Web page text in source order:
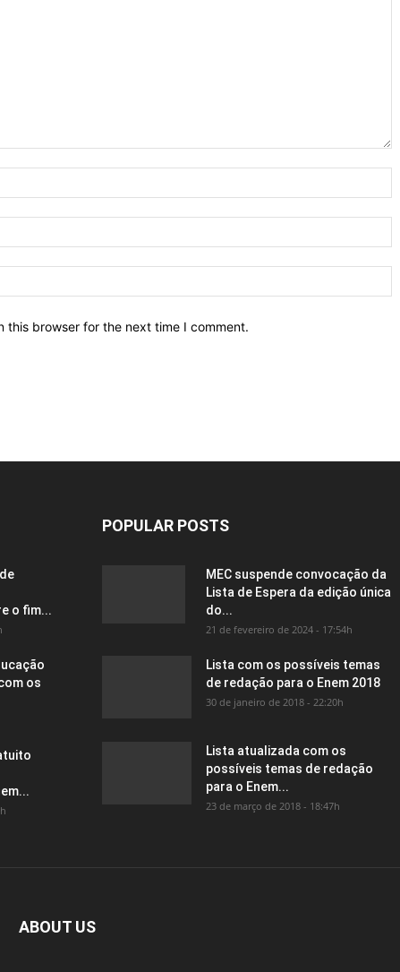
this browser for the next time I comment.
o fim...
os
POPULAR POSTS
MEC suspende convocação da
Lista de Espera da edição única
do...
21 de fevereiro de 2024 - 17:54h
Lista com os possíveis temas
de redação para o Enem 2018
30 de janeiro de 2018 - 22:20h
Lista atualizada com os
possíveis temas de redação
para o Enem...
23 de março de 2018 - 18:47h
ABOUT US